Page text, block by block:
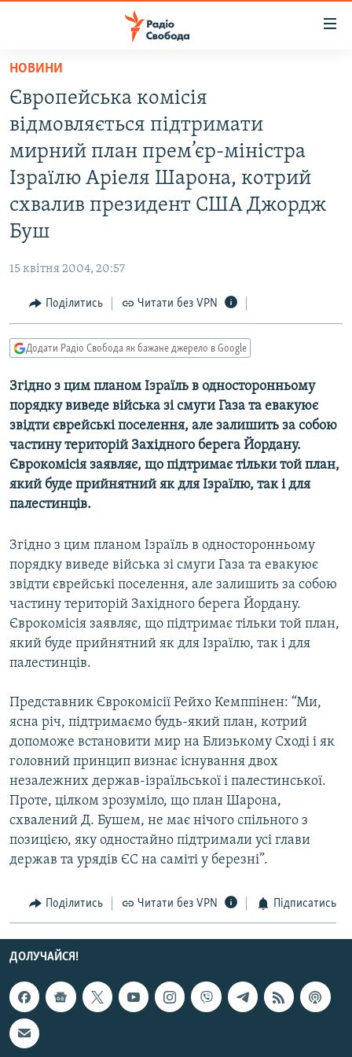
Перейти
основного
матеріалу
до
основної
навігації
Перейти
до
ВСЕ ЗА ДОБУ
ПОЛІТИКА
СУСПІЛЬСТВО
УКРАЇНА
СВІТ
ВІЙНА
РОСІЙСЬКА «ФІЛЬТРАЦІЯ»
ДОНБАС.РЕАЛІЇ
СХЕМИ
КИТАЙ.ВИКЛИКИ
ФОТО
СПЕЦПРОЄКТИ
ПОДКАСТИ
КРИМ РЕАЛІЇ
УКР
КТАТ
ДОЛУЧАЙСЯ!
Усі сайти RFE/RL
НОВИНИ
Європейська комісія
відмовляється підтримати
мирний план прем’єр-міністра
Ізраїлю Аріеля Шарона, котрий
схвалив президент США Джордж
Буш
15 квітня 2004, 20:57
Поділитись Читати без VPN
Додати Радіо Свобода як бажане джерело в Google
Згідно з цим планом Ізраїль в односторонньому
порядку виведе війська зі смуги Газа та евакуює
звідти єврейські поселення, але залишить за собою
частину територій Західного берега Йордану.
Єврокомісія заявляє, що підтримає тільки той план,
який буде прийнятний як для Ізраїлю, так і для
палестинців.
Згідно з цим планом Ізраїль в односторонньому
порядку виведе війська зі смуги Газа та евакуює
звідти єврейські поселення, але залишить за собою
частину територій Західного берега Йордану.
Єврокомісія заявляє, що підтримає тільки той план,
який буде прийнятний як для Ізраїлю, так і для
палестинців.
Представник Єврокомісії Рейхо Кемппінен: “Ми,
ясна річ, підтримаємо будь-який план, котрий
допоможе встановити мир на Близькому Сході і як
головний принцип визнає існування двох
незалежних держав-ізраїльської і палестинської.
Проте, цілком зрозуміло, що план Шарона,
схвалений Д. Бушем, не має нічого спільного з
позицією, яку одностайно підтримали усі глави
держав та урядів ЄС на саміті у березні”.
Поділитись Читати без VPN Підписатись
ДОЛУЧАЙСЯ!